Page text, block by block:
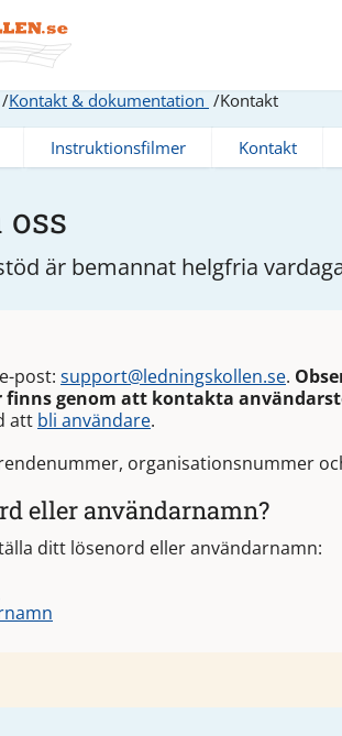
Kontakt & dokumentation Kontakt
Instruktionsfilmer Kontakt
är bemannat helgfria
post: support@ledningskollen.se.
finns genom att kontakta
att bli användare.
organisationsnummer
eller användarnamn?
ditt lösenord eller användarnamn: